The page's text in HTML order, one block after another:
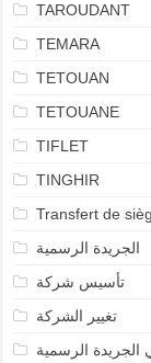
TAROUDANT
TEMARA
TETOUAN
TETOUANE
TIFLET
TINGHIR
Transfert de
الجريدة الرسمية
تأسيس شركة
تغيير الشركة
الجريدة الرسمية